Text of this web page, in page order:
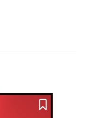
